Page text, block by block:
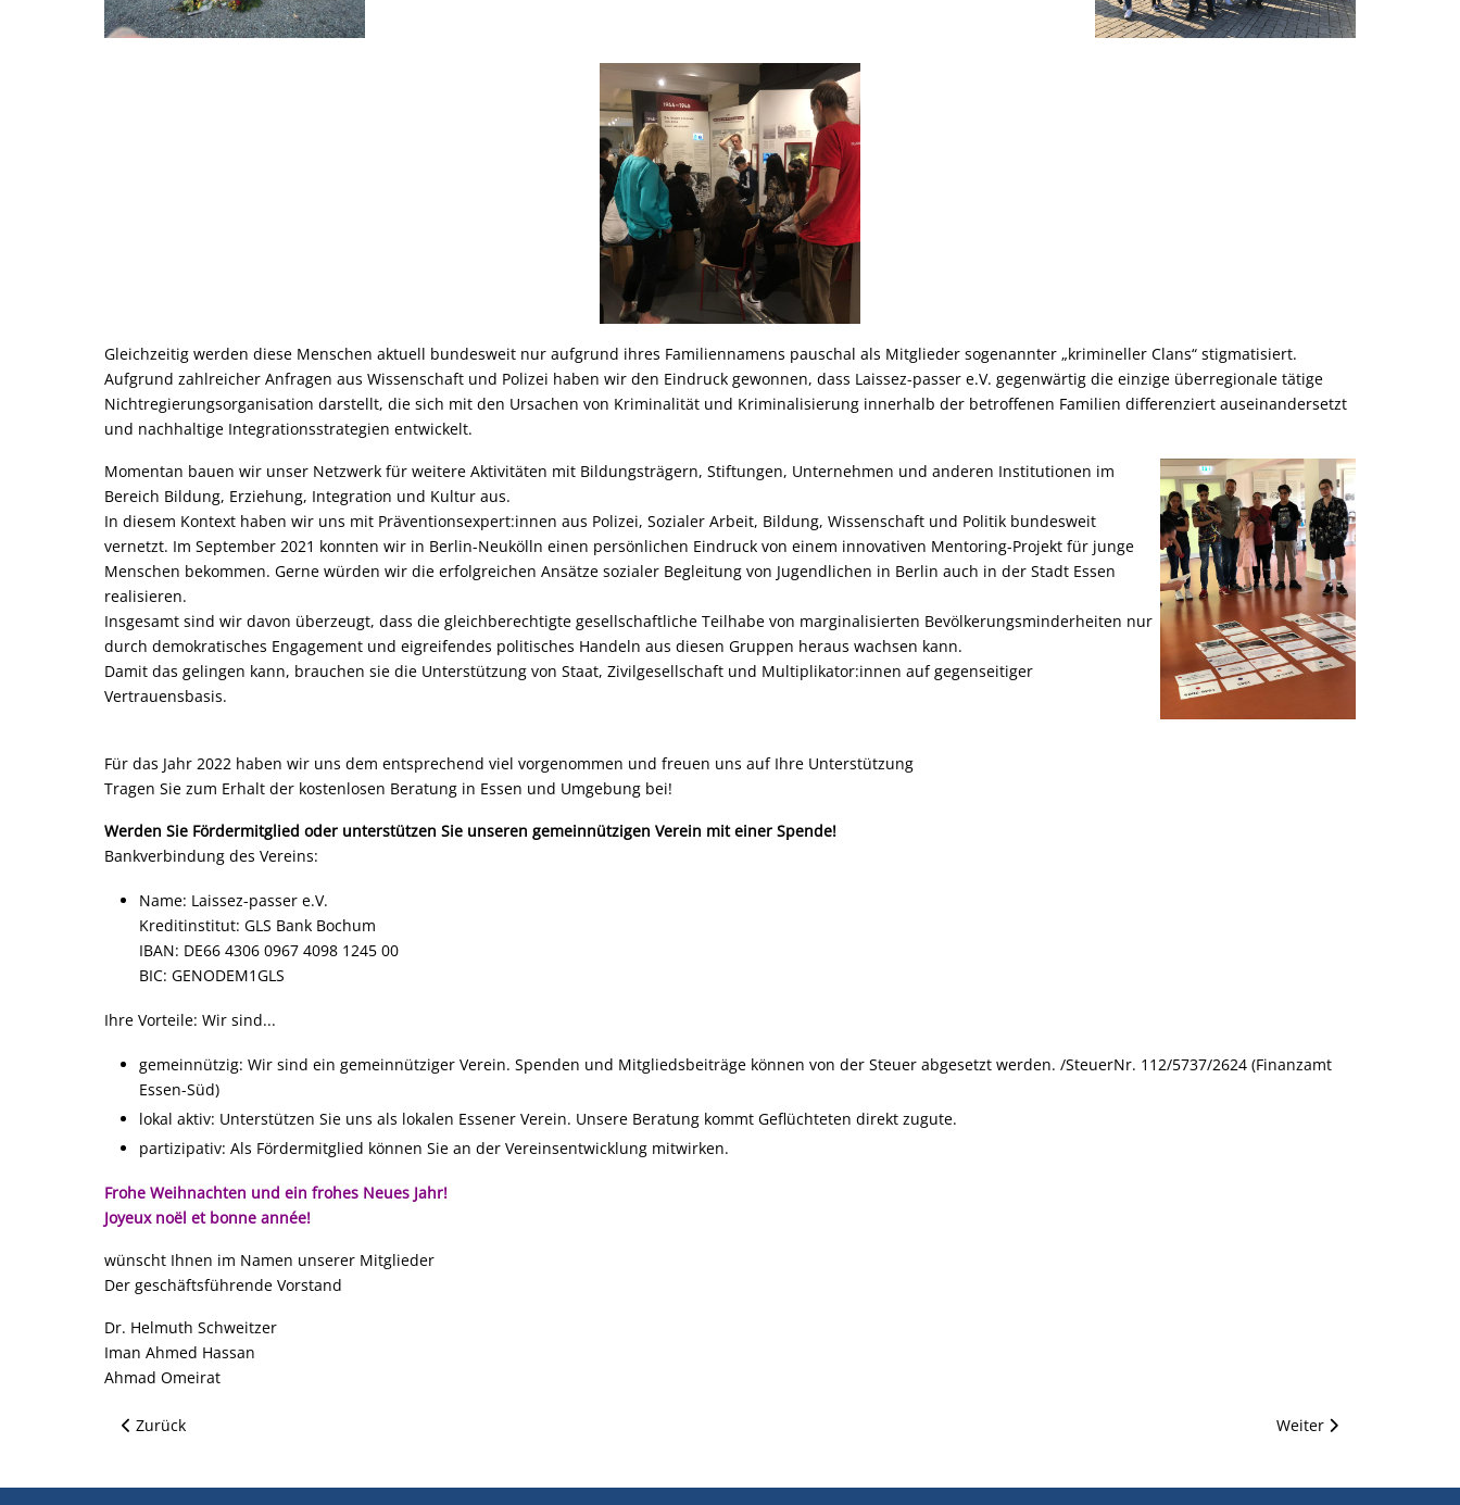
Gleichzeitig werden diese Menschen aktuell bundesweit nur aufgrund ihres Familiennamens pauschal als Mitglieder sogenannter „krimineller Clans“ stigmatisiert.
Aufgrund zahlreicher Anfragen aus Wissenschaft und Polizei haben wir den Eindruck gewonnen, dass Laissez-passer e.V. gegenwärtig die einzige überregionale tätige
Nichtregierungsorganisation darstellt, die sich mit den Ursachen von Kriminalität und Kriminalisierung innerhalb der betroffenen Familien differenziert auseinandersetzt
und nachhaltige Integrationsstrategien entwickelt.
Momentan bauen wir unser Netzwerk für weitere Aktivitäten mit Bildungsträgern, Stiftungen, Unternehmen und anderen Institutionen im
Bereich Bildung, Erziehung, Integration und Kultur aus.
In diesem Kontext haben wir uns mit Präventionsexpert:innen aus Polizei, Sozialer Arbeit, Bildung, Wissenschaft und Politik bundesweit
vernetzt. Im September 2021 konnten wir in Berlin-Neukölln einen persönlichen Eindruck von einem innovativen Mentoring-Projekt für junge
Menschen bekommen. Gerne würden wir die erfolgreichen Ansätze sozialer Begleitung von Jugendlichen in Berlin auch in der Stadt Essen
realisieren.
Insgesamt sind wir davon überzeugt, dass die gleichberechtigte gesellschaftliche Teilhabe von marginalisierten Bevölkerungsminderheiten nur
durch demokratisches Engagement und eigreifendes politisches Handeln aus diesen Gruppen heraus wachsen kann.
Damit das gelingen kann, brauchen sie die Unterstützung von Staat, Zivilgesellschaft und Multiplikator:innen auf gegenseitiger
Vertrauensbasis.
Für das Jahr 2022 haben wir uns dem entsprechend viel vorgenommen und freuen uns auf Ihre Unterstützung
Tragen Sie zum Erhalt der kostenlosen Beratung in Essen und Umgebung bei!
Werden Sie Fördermitglied oder unterstützen Sie unseren gemeinnützigen Verein mit einer Spende!
Bankverbindung des Vereins:
Name: Laissez-passer e.V.
Kreditinstitut: GLS Bank Bochum
IBAN: DE66 4306 0967 4098 1245 00
BIC: GENODEM1GLS
Ihre Vorteile: Wir sind...
gemeinnützig: Wir sind ein gemeinnütziger Verein. Spenden und Mitgliedsbeiträge können von der Steuer abgesetzt werden. /SteuerNr. 112/5737/2624 (Finanzamt
Essen-Süd)
lokal aktiv: Unterstützen Sie uns als lokalen Essener Verein. Unsere Beratung kommt Geflüchteten direkt zugute.
partizipativ: Als Fördermitglied können Sie an der Vereinsentwicklung mitwirken.
Frohe Weihnachten und ein frohes Neues Jahr!
Joyeux noël et bonne année!
wünscht Ihnen im Namen unserer Mitglieder
Der geschäftsführende Vorstand
Dr. Helmuth Schweitzer
Iman Ahmed Hassan
Ahmad Omeirat
Vorheriger Beitrag: Krieg ist das Verbrechen
Zurück Nächster Beitrag:
Weiter